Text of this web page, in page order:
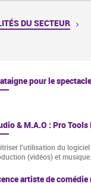
DU SECTEUR
pour le spectacle
& M.A.O : Pro Tools
l'utilisation du
(vidéos) et musique.…
artiste de comédie